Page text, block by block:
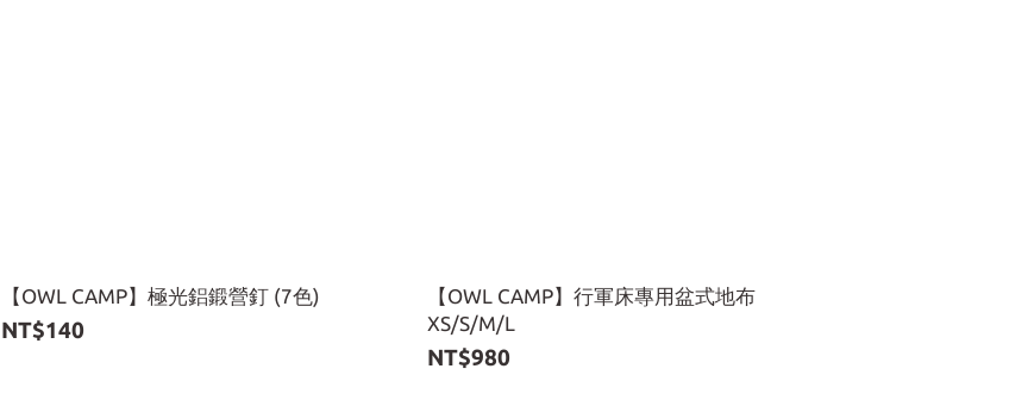
【OWL CAMP】極光鋁鍛營釘 (7色)
NT$140
【OWL CAMP】行軍床專用盆式地布
XS/S/M/L
NT$980